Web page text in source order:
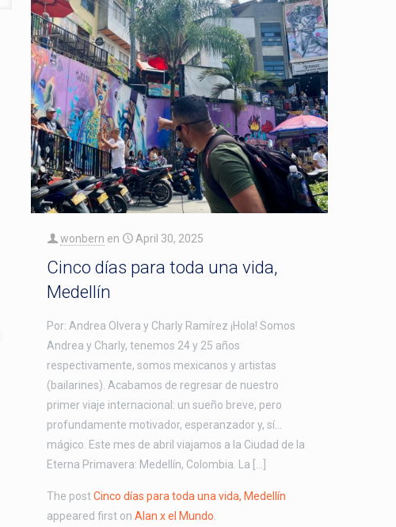
wonbern en April 30, 2025
Cinco días para toda una vida,
Medellín
Por: Andrea Olvera y Charly Ramírez ¡Hola! Somos
Andrea y Charly, tenemos 24 y 25 años
respectivamente, somos mexicanos y artistas
(bailarines). Acabamos de regresar de nuestro
primer viaje internacional: un sueño breve, pero
profundamente motivador, esperanzador y, sí…
mágico. Este mes de abril viajamos a la Ciudad de la
Eterna Primavera: Medellín, Colombia. La […]
The postCinco días para toda una vida, Medellín
appeared first onAlan x el Mundo